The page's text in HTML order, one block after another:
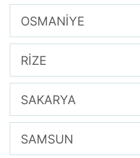
OSMANİYE
RİZE
SAKARYA
SAMSUN